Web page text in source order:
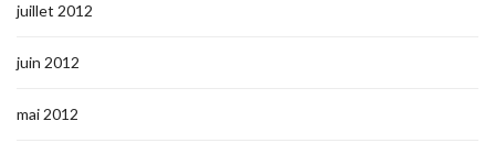
juillet 2012
juin 2012
mai 2012